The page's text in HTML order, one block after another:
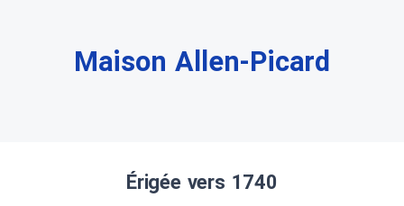
Maison Allen-Picard
Érigée vers 1740